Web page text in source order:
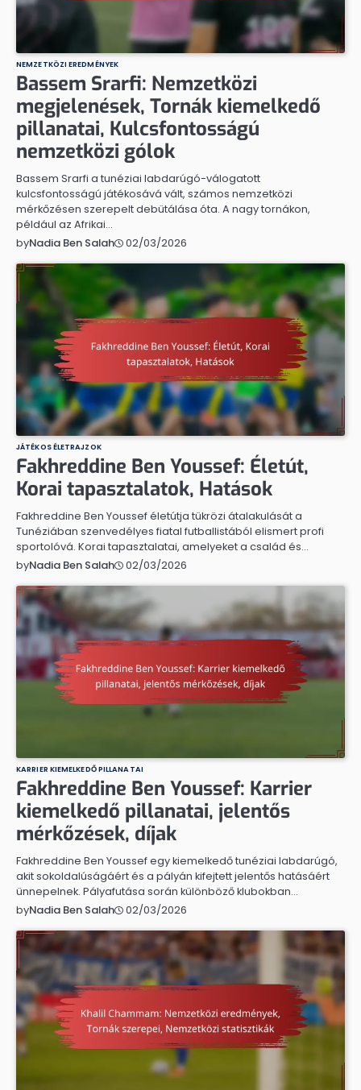
NEMZETKÖZI EREDMÉNYEK
Bassem Srarfi: Nemzetközi
megjelenések, Tornák kiemelkedő
pillanatai, Kulcsfontosságú
nemzetközi gólok
Bassem Srarfi a tunéziai labdarúgó-válogatott
kulcsfontosságú játékosává vált, számos nemzetközi
mérkőzésen szerepelt debütálása óta. A nagy tornákon,
például az Afrikai…
byNadia Ben Salah 02/03/2026
JÁTÉKOS ÉLETRAJZOK
Fakhreddine Ben Youssef: Életút,
Korai tapasztalatok, Hatások
Fakhreddine Ben Youssef életútja tükrözi átalakulását a
Tunéziában szenvedélyes fiatal futballistából elismert profi
sportolóvá. Korai tapasztalatai, amelyeket a család és…
byNadia Ben Salah 02/03/2026
KARRIER KIEMELKEDŐ PILLANATAI
Fakhreddine Ben Youssef: Karrier
kiemelkedő pillanatai, jelentős
mérkőzések, díjak
Fakhreddine Ben Youssef egy kiemelkedő tunéziai labdarúgó,
akit sokoldalúságáért és a pályán kifejtett jelentős hatásáért
ünnepelnek. Pályafutása során különböző klubokban…
byNadia Ben Salah 02/03/2026